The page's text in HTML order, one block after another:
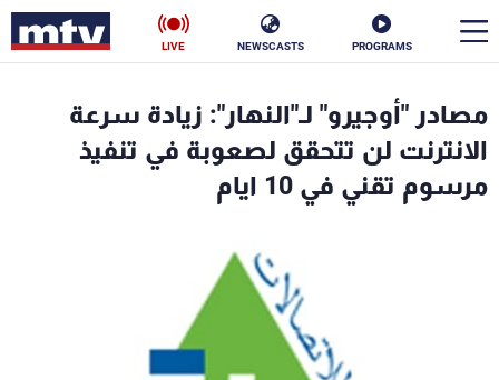
PROGRAMS
NEWSCASTS
LIVE
مصادر "أوجيرو" لـ"النهار": زيادة سرعة
الانترنت لن تتحقق لصعوبة في تنفيذ
مرسوم تقني في 10 ايام
الأخبار
سياسة ناس
فن
رياضة